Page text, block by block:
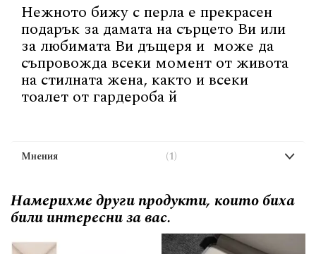
Нежното бижу с перла е прекрасен
подарък за дамата на сърцето Ви или
за любимата Ви дъщеря и може да
съпровожда всеки момент от живота
на стилната жена, както и всеки
тоалет от гардероба й
Мнения 1
Намерихме други продукти, които биха
били интересни за вас.